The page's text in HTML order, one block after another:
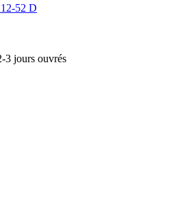
52 D
3 jours ouvrés